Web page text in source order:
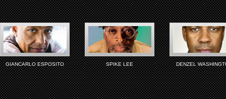
GIANCARLO ESPOSITO SPIKE LEE DENZEL